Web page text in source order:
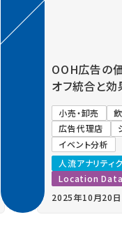
OOH広告の価値
オフ統合と効果
小売・卸売 飲食・
広告代理店
ジオ
イベント分析
人流アナリティクス®
Location Data
2025年10月20日